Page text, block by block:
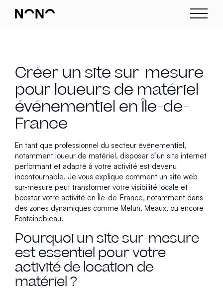
Créer un site sur-mesure
pour loueurs de matériel
événementiel en Île-de-
France
En tant que professionnel du secteur événementiel,
notamment loueur de matériel, disposer d’un site internet
performant et adapté à votre activité est devenu
incontournable. Je vous explique comment un site web
sur-mesure peut transformer votre visibilité locale et
booster votre activité en Île-de-France, notamment dans
des zones dynamiques comme Melun, Meaux, ou encore
Fontainebleau.
Pourquoi un site sur-mesure
est essentiel pour votre
activité de location de
matériel ?